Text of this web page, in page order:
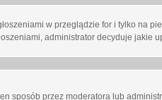
w przeglądzie for i tylko na
administrator decyduje
sposób przez moderatora lub